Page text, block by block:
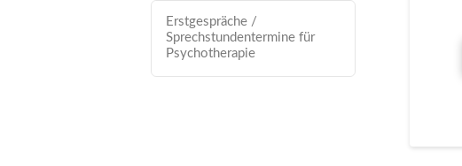
Erstgespräche /
Sprechstundentermine für
Psychotherapie